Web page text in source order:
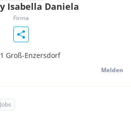
Isabella Daniela
Firma
Groß-Enzersdorf
Melden